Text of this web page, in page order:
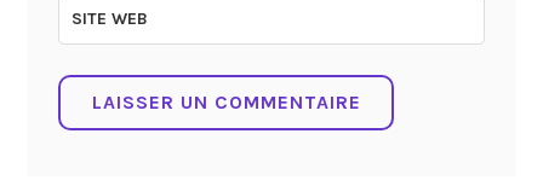
SITE WEB